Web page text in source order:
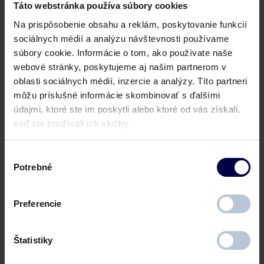
Táto webstránka používa súbory cookies
Na prispôsobenie obsahu a reklám, poskytovanie funkcií
sociálnych médií a analýzu návštevnosti používame
súbory cookie. Informácie o tom, ako používate naše
webové stránky, poskytujeme aj našim partnerom v
oblasti sociálnych médií, inzercie a analýzy. Títo partneri
môžu príslušné informácie skombinovať s ďalšími
údajmi, ktoré ste im poskytli alebo ktoré od vás získali,
keď ste používali ich služby.
súhlasu
Potrebné
Preferencie
Štatistiky
Zvoľte si k Vašej pôžičke kvalitné poistenie a nemusíte sa
báť prípadnéhovýpadku príjmovzapríčineného
práceneschopnosťou, úrazom, hospitalizáciou alebo aj
stratou zamestnania.
Vyberte si balíček, ktorý Vám vyhovuje v šírke krytia rizík:
Balík A
straty života, úplnej trvalej invalidity, úplnej dočasnej